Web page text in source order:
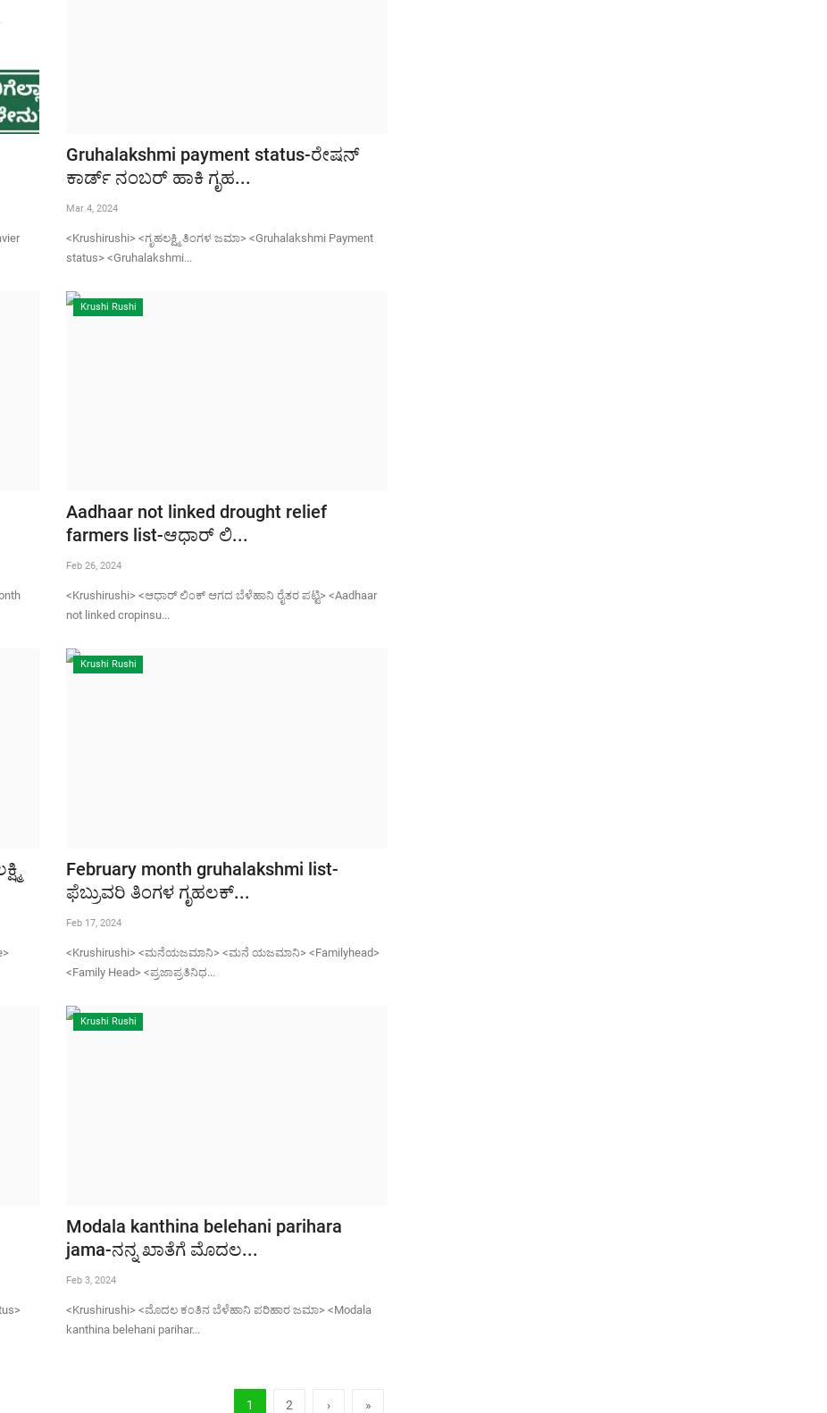
Gruhalakshmi payment status-ರೇಷನ್
ಕಾರ್ಡ್ ನಂಬರ್ ಹಾಕಿ ಗೃಹ...
Mar 4, 2024
<Krushirushi> <ಗೃಹಲಕ್ಷ್ಮಿ ತಿಂಗಳ ಜಮಾ> <Gruhalakshmi Payment
status> <Gruhalakshmi...
Krushi Rushi
Aadhaar not linked drought relief
farmers list-ಆಧಾರ್ ಲಿ...
Feb 26, 2024
<Krushirushi> <ಆಧಾರ್ ಲಿಂಕ್ ಆಗದ ಬೆಳೆಹಾನಿ ರೈತರ ಪಟ್ಟಿ> <Aadhaar
not linked cropinsu...
Krushi Rushi
February month gruhalakshmi list-
ಫೆಬ್ರುವರಿ ತಿಂಗಳ ಗೃಹಲಕ್...
Feb 17, 2024
<Krushirushi> <ಮನೆಯಜಮಾನಿ> <ಮನೆ ಯಜಮಾನಿ> <Familyhead>
<Family Head> <ಪ್ರಜಾಪ್ರತಿನಿಧ...
Krushi Rushi
Modala kanthina belehani parihara
jama-ನನ್ನ ಖಾತೆಗೆ ಮೊದಲ...
Feb 3, 2024
<Krushirushi> <ಮೊದಲ ಕಂತಿನ ಬೆಳೆಹಾನಿ ಪರಿಹಾರ ಜಮಾ> <Modala
kanthina belehani parihar...
1 2 › »